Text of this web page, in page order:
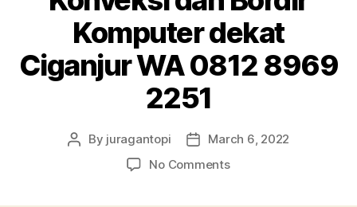
Komputer dekat
Ciganjur WA 0812 8969
2251
Post
By juragantopi
PostMarch 6, 2022
No Commentson